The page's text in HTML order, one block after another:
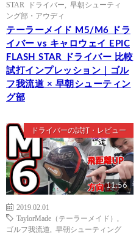
STAR ドライバー
早朝シューティ
ング部・アウディ
テーラーメイド M5/M6 ドラ
イバー vs キャロウェイ EPIC
FLASH STAR ドライバー 比較
試打インプレッション｜ゴル
フ我流道 × 早朝シューティン
グ部
ドライバーの試打・レビュー
11:56
2019.02.01
TaylorMade（テーラーメイド）
ゴルフ我流道
早朝シューティング